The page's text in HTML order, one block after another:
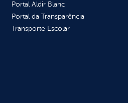
Portal Aldir Blanc
Portal da Transparência
Transporte Escolar